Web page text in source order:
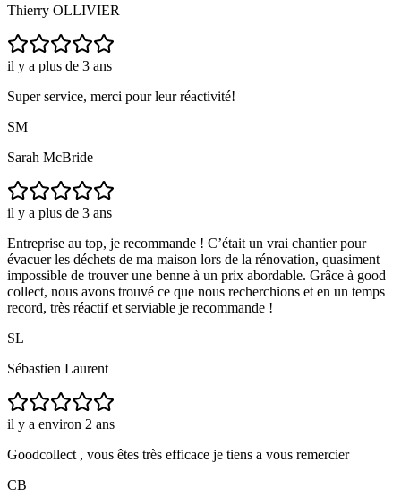
Thierry OLLIVIER
il y a plus de 3 ans
Super service, merci pour leur réactivité!
SM
Sarah McBride
il y a plus de 3 ans
Entreprise au top, je recommande ! C’était un vrai chantier pour
évacuer les déchets de ma maison lors de la rénovation, quasiment
impossible de trouver une benne à un prix abordable. Grâce à good
collect, nous avons trouvé ce que nous recherchions et en un temps
record, très réactif et serviable je recommande !
SL
Sébastien Laurent
il y a environ 2 ans
Goodcollect , vous êtes très efficace je tiens a vous remercier
CB